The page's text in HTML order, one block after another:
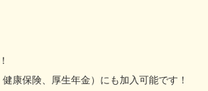
康保険、厚生年金）にも加入可能です！